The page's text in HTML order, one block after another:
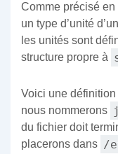
Comme précisé en
un type d’unité
les unités sont
structure propre à
Voici une
nous nommerons
du fichier doit
placerons dans /